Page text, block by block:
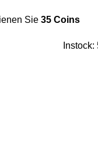
Sie 35 Coins
Instock: